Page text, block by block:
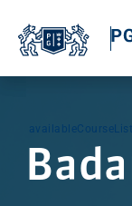
availableCourseList